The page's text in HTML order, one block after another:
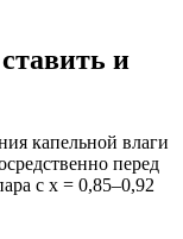
и
капельной влаги
перед
с x = 0,85–0,92